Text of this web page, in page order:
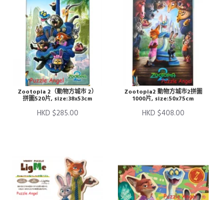
Zootopia 2（動物方城市 2）
拼圖520片, size:38x53cm
HKD $285.00
Zootopia2 動物方城市2拼圖
1000片, size:50x75cm
HKD $408.00